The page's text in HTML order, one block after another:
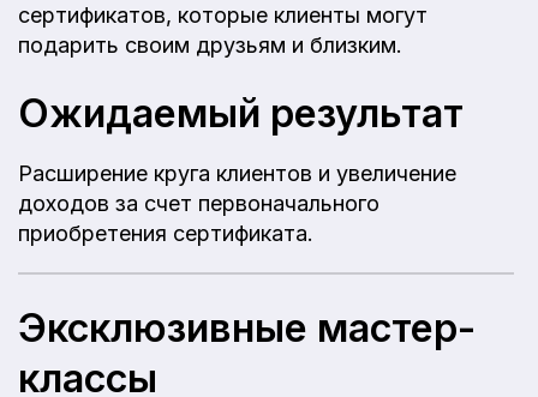
сертификатов, которые клиенты могут
подарить своим друзьям и близким.
Ожидаемый результат
Расширение круга клиентов и увеличение
доходов за счет первоначального
приобретения сертификата.
Эксклюзивные мастер-
классы